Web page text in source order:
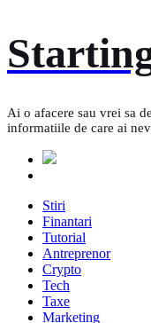
to
content
Ai o afacere sau vrei sa
informatiile de care ai
Stiri
Finantari
Tutorial
Antreprenor
Crypto
Tech
Taxe
Marketing